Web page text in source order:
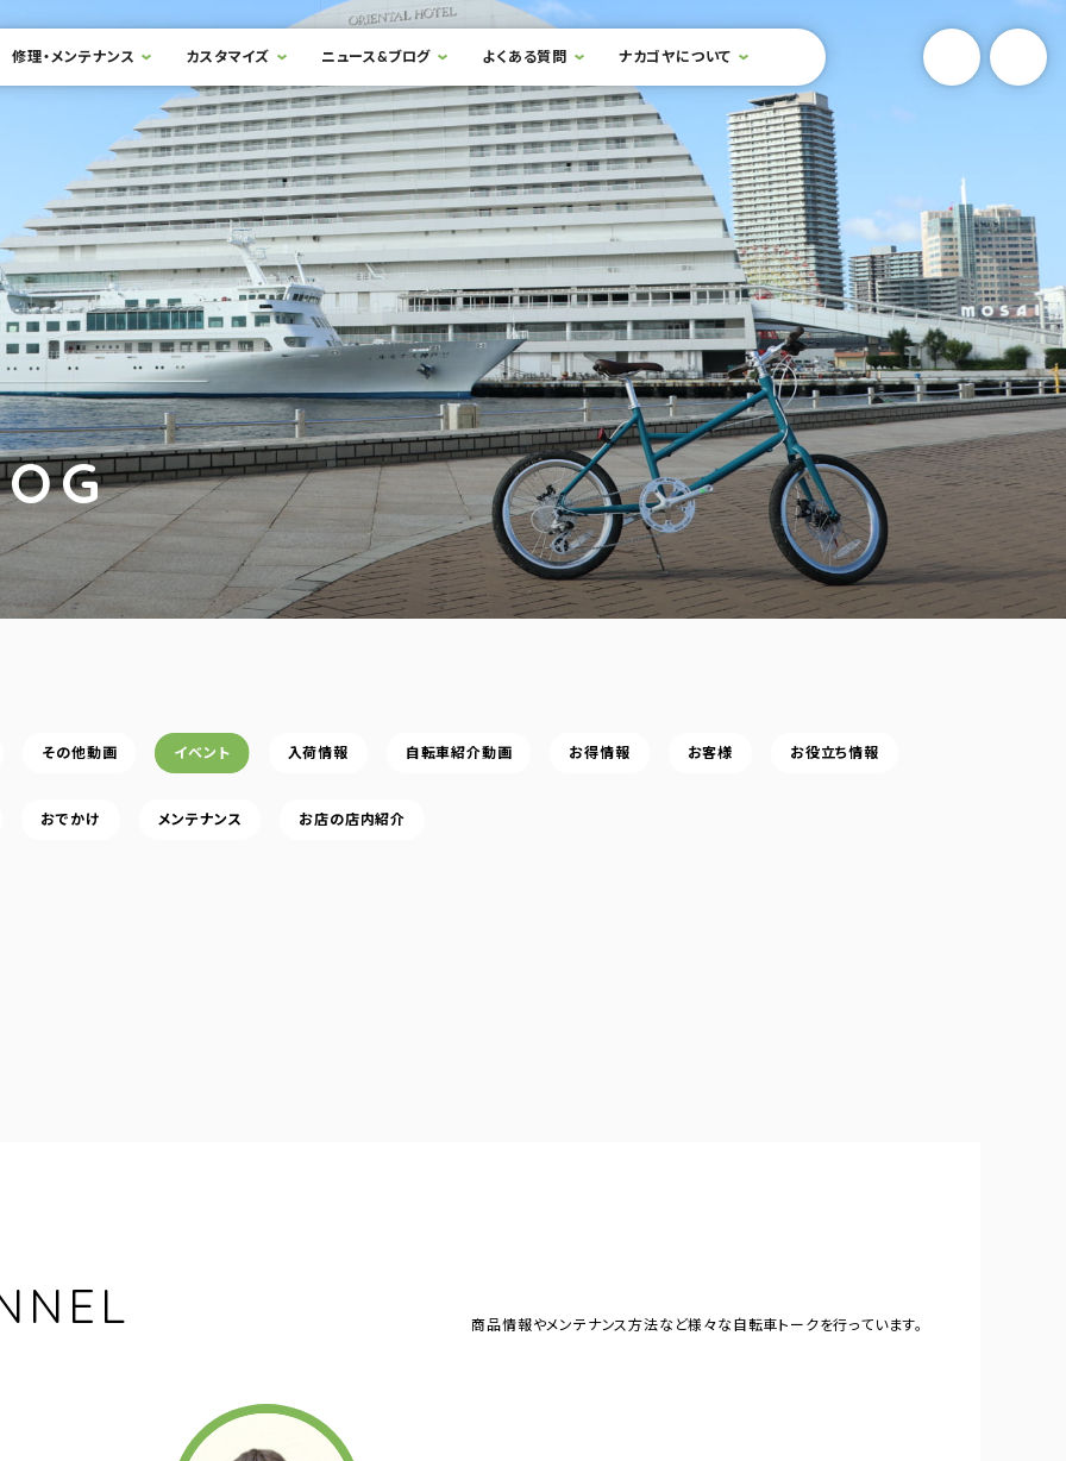
修理・メンテナンス カスタマイズ ニュース&ブログ よくある質問 ナカゴヤについて 検索フォームを開閉する YouTube
その他動画 イベント 入荷情報 自転車紹介動画 お得情報 お客様 お役立ち情報
おでかけ メンテナンス お店の店内紹介
商品情報やメンテナンス方法など様々な自転車トークを行っています。